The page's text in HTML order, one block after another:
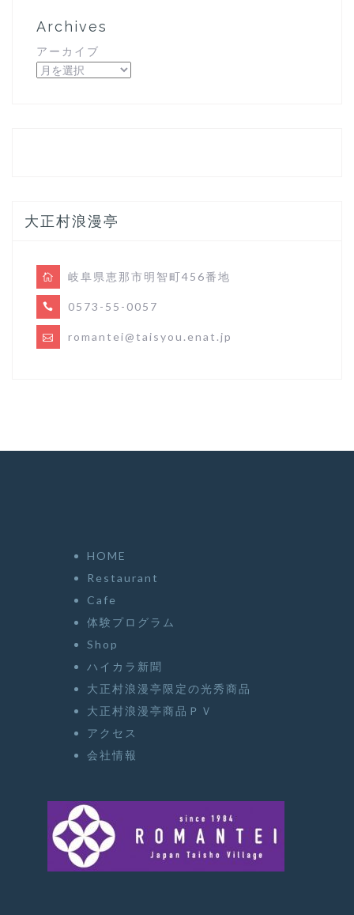
Archives
アーカイブ
大正村浪漫亭
岐阜県恵那市明智町456番地
0573-55-0057
romantei@taisyou.enat.jp
HOME
Restaurant
Cafe
体験プログラム
Shop
ハイカラ新聞
大正村浪漫亭限定の光秀商品
大正村浪漫亭商品ＰＶ
アクセス
会社情報